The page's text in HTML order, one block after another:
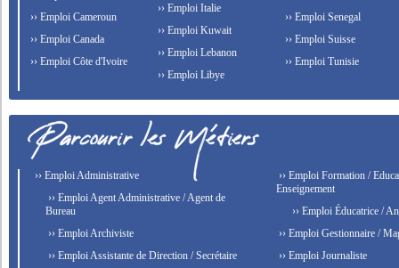
›› Emploi Cameroun
›› Emploi Canada
›› Emploi Côte d'Ivoire
›› Emploi Italie
›› Emploi Kuwait
›› Emploi Lebanon
›› Emploi Libye
›› Emploi Senegal
›› Emploi Suisse
›› Emploi Tunisie
›› Emploi Administrative
›› Emploi Agent Administrative / Agent de
Bureau
›› Emploi Archiviste
›› Emploi Assistante de Direction / Secrétaire
›› Emploi Formation /
Enseignement
›› Emploi Éducatrice /
›› Emploi Gestionnaire /
›› Emploi Journaliste